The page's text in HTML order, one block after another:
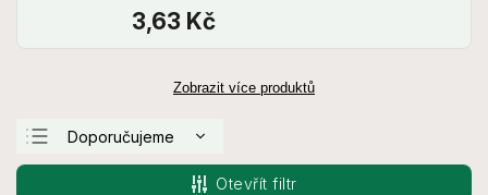
3,63 Kč
Zobrazit více produktů
Doporučujeme
Otevřít filtr